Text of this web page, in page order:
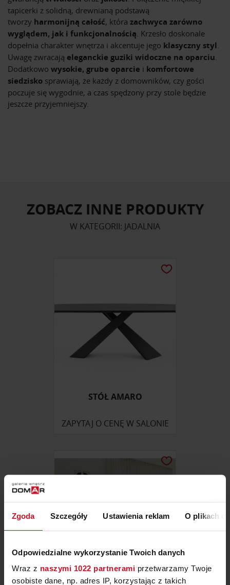
Zgoda Szczegóły Ustawienia reklam O plikach
Odpowiedzialne wykorzystanie Twoich danych
Wraz z naszymi 1022 partnerami przetwarzamy Twoje
osobiste dane, np. adres IP, korzystając z takich
tapicerki z solidną, drewnianą podstawą
tworzy harmonijną całość, która zachwyca zarówno
wyglądem, jak i funkcjonalnością. Krzesło doskonale
dopełnia charakter wnętrza i akcentuje jego klasyczny styl.
Uwagę zwracają eleganckie guziki widoczne na oparciu.
Dodatkowo wysokie, grube oparcie i komfortowe
siedzisko sprawiają, że każdy z domowników, czy gości
poczuje się wygodnie, a czas spędzony przy stole będzie
jeszcze przyjemniejszy.
ZOBACZ INNE PRODUKTY
W KATEGORII: JADALNIA
STÓŁ AMARO
ZAPYTAJ O CENĘ W SALONIE